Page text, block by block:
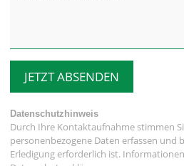
JETZT ABSENDEN
Datenschutzhinweis
Durch Ihre Kontaktaufnahme stimmen
personenbezogene Daten erfassen und
Erledigung erforderlich ist.